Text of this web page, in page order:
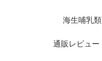
海生哺乳類
通販レビュー